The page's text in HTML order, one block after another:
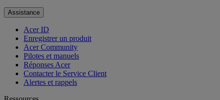
Assistance
Acer ID
Enregistrer un produit
Acer Community
Pilotes et manuels
Réponses Acer
Contacter le Service Client
Alertes et rappels